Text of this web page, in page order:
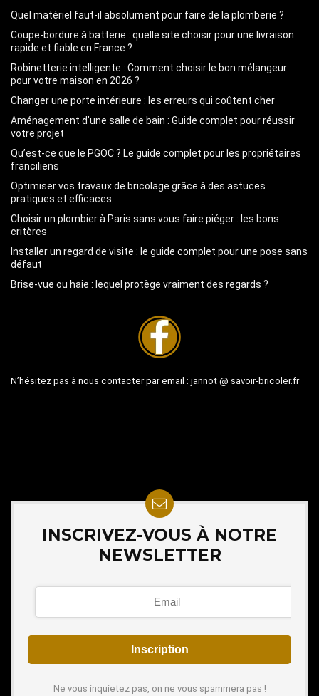
Quel matériel faut-il absolument pour faire de la plomberie ?
Coupe-bordure à batterie : quelle site choisir pour une livraison
rapide et fiable en France ?
Robinetterie intelligente : Comment choisir le bon mélangeur
pour votre maison en 2026 ?
Changer une porte intérieure : les erreurs qui coûtent cher
Aménagement d’une salle de bain : Guide complet pour réussir
votre projet
Qu’est-ce que le PGOC ? Le guide complet pour les propriétaires
franciliens
Optimiser vos travaux de bricolage grâce à des astuces
pratiques et efficaces
Choisir un plombier à Paris sans vous faire piéger : les bons
critères
Installer un regard de visite : le guide complet pour une pose sans
défaut
Brise-vue ou haie : lequel protège vraiment des regards ?
N’hésitez pas à nous contacter par email : jannot @ savoir-bricoler.fr
INSCRIVEZ-VOUS À NOTRE
NEWSLETTER
Ne vous inquietez pas, on ne vous spammera pas !